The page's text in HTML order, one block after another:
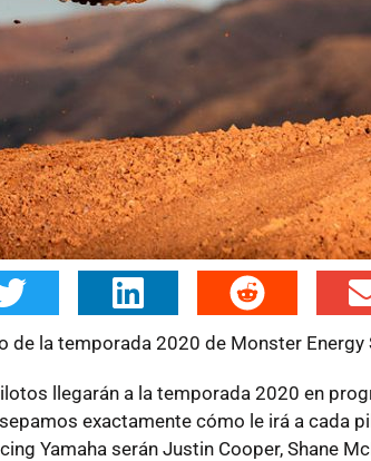
de la temporada 2020 de Monster Energy
llegarán a la temporada 2020 en
exactamente cómo le irá a cada
Yamaha serán Justin Cooper, Shane